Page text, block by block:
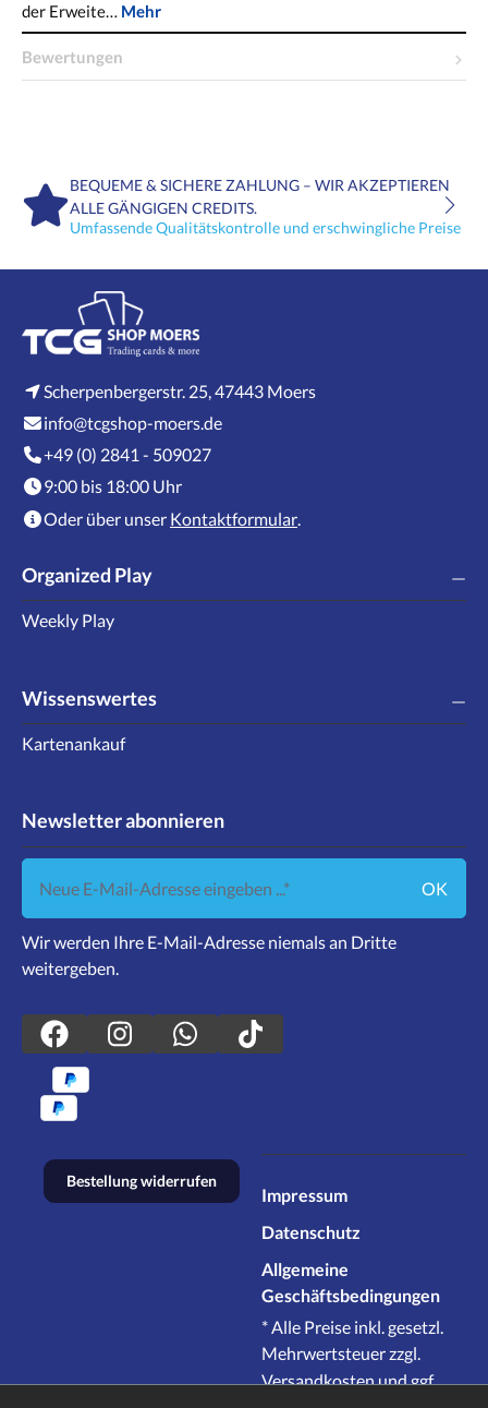
der Erweite… Mehr
Bewertungen
BEQUEME & SICHERE ZAHLUNG – WIR AKZEPTIEREN
ALLE GÄNGIGEN CREDITS.
Umfassende Qualitätskontrolle und erschwingliche Preise
Scherpenbergerstr. 25, 47443 Moers
info@tcgshop-moers.de
+49 (0) 2841 - 509027
9:00 bis 18:00 Uhr
Oder über unser Kontaktformular.
Organized Play
Weekly Play
Wissenswertes
Kartenankauf
Newsletter abonnieren
OK
Wir werden Ihre E-Mail-Adresse niemals an Dritte
weitergeben.
Bestellung widerrufen
Impressum
Datenschutz
Allgemeine
Geschäftsbedingungen
* Alle Preise inkl. gesetzl.
Mehrwertsteuer zzgl.
Versandkostenund ggf.